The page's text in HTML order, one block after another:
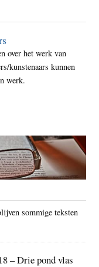
over het werk van
kunstenaars kunnen
werk.
sommige teksten
– Drie pond vlas